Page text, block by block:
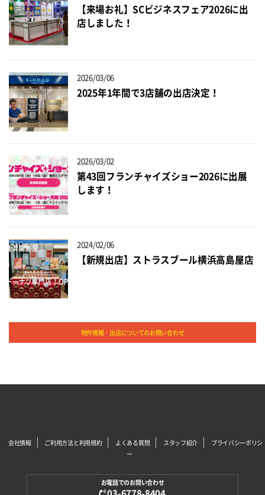
【来場お礼】SCビジネスフェア2026に出
店しました！
2026/03/06
2025年1年間で3店舗の出店決定！
2026/03/02
第43回フランチャイズショー2026に出展
します！
2024/02/06
【新規出店】ストラスブール横浜高島屋店
物件情報・出店についてのお問い合わせ
会社情報 ご利用方法と利用規約 よくある質問 スタッフ紹介
プライバシーポリシ
ー
お電話でのお問い合わせ